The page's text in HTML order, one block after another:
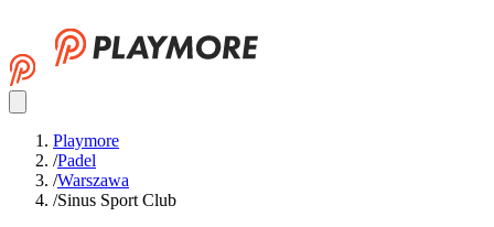
Playmore
/Padel
/Warszawa
/Sinus Sport Club